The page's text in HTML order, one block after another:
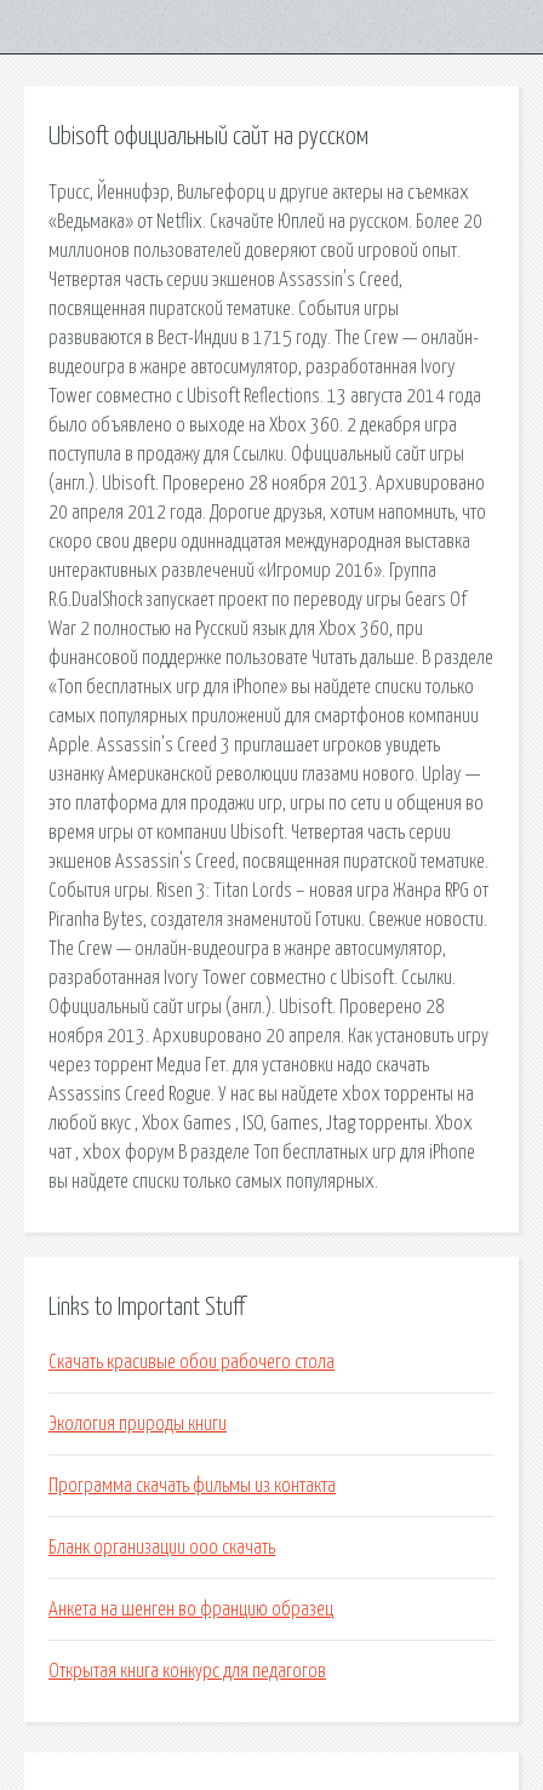
Ubisoft официальный сайт на русском
Трисс, Йеннифэр, Вильгефорц и другие актеры на съемках
«Ведьмака» от Netflix. Скачайте Юплей на русском. Более 20
миллионов пользователей доверяют свой игровой опыт.
Четвертая часть серии экшенов Assassin's Creed,
посвященная пиратской тематике. События игры
развиваются в Вест-Индии в 1715 году. The Crew — онлайн-
видеоигра в жанре автосимулятор, разработанная Ivory
Tower совместно с Ubisoft Reflections. 13 августа 2014 года
было объявлено о выходе на Xbox 360. 2 декабря игра
поступила в продажу для Ссылки. Официальный сайт игры
(англ.). Ubisoft. Проверено 28 ноября 2013. Архивировано
20 апреля 2012 года. Дорогие друзья, хотим напомнить, что
скоро свои двери одиннадцатая международная выставка
интерактивных развлечений «Игромир 2016». Группа
R.G.DualShock запускает проект по переводу игры Gears Of
War 2 полностью на Русский язык для Xbox 360, при
финансовой поддержке пользовате Читать дальше. В разделе
«Топ бесплатных игр для iPhone» вы найдете списки только
самых популярных приложений для смартфонов компании
Apple. Assassin’s Creed 3 приглашает игроков увидеть
изнанку Американской революции глазами нового. Uplay —
это платформа для продажи игр, игры по сети и общения во
время игры от компании Ubisoft. Четвертая часть серии
экшенов Assassin's Creed, посвященная пиратской тематике.
События игры. Risen 3: Titan Lords – новая игра Жанра RPG от
Piranha Bytes, создателя знаменитой Готики. Свежие новости.
The Crew — онлайн-видеоигра в жанре автосимулятор,
разработанная Ivory Tower совместно с Ubisoft. Ссылки.
Официальный сайт игры (англ.). Ubisoft. Проверено 28
ноября 2013. Архивировано 20 апреля. Как установить игру
через торрент Медиа Гет. для установки надо скачать
Assassins Creed Rogue. У нас вы найдете xbox торренты на
любой вкус , Xbox Games , ISO, Games, Jtag торренты. Xbox
чат , xbox форум В разделе Топ бесплатных игр для iPhone
вы найдете списки только самых популярных.
Links to Important Stuff
Скачать красивые обои рабочего стола
Экология природы книги
Программа скачать фильмы из контакта
Бланк организации ооо скачать
Анкета на шенген во францию образец
Открытая книга конкурс для педагогов